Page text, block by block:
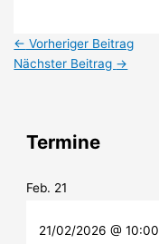
← Vorheriger Beitrag
Nächster Beitrag →
Termine
Feb. 21
21/02/2026 @ 10:00